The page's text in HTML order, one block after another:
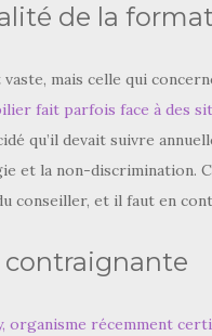
de la
mais celle qui
fait parfois face à des
qu’il devait suivre
et la non-discrimination.
conseiller, et il faut en
organisme récemment